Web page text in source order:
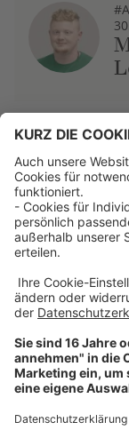
Über uns
Dehner
Jobs bei